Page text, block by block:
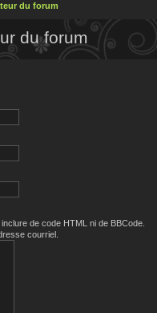
du forum
du forum
de code HTML ni de BBCode.
courriel.